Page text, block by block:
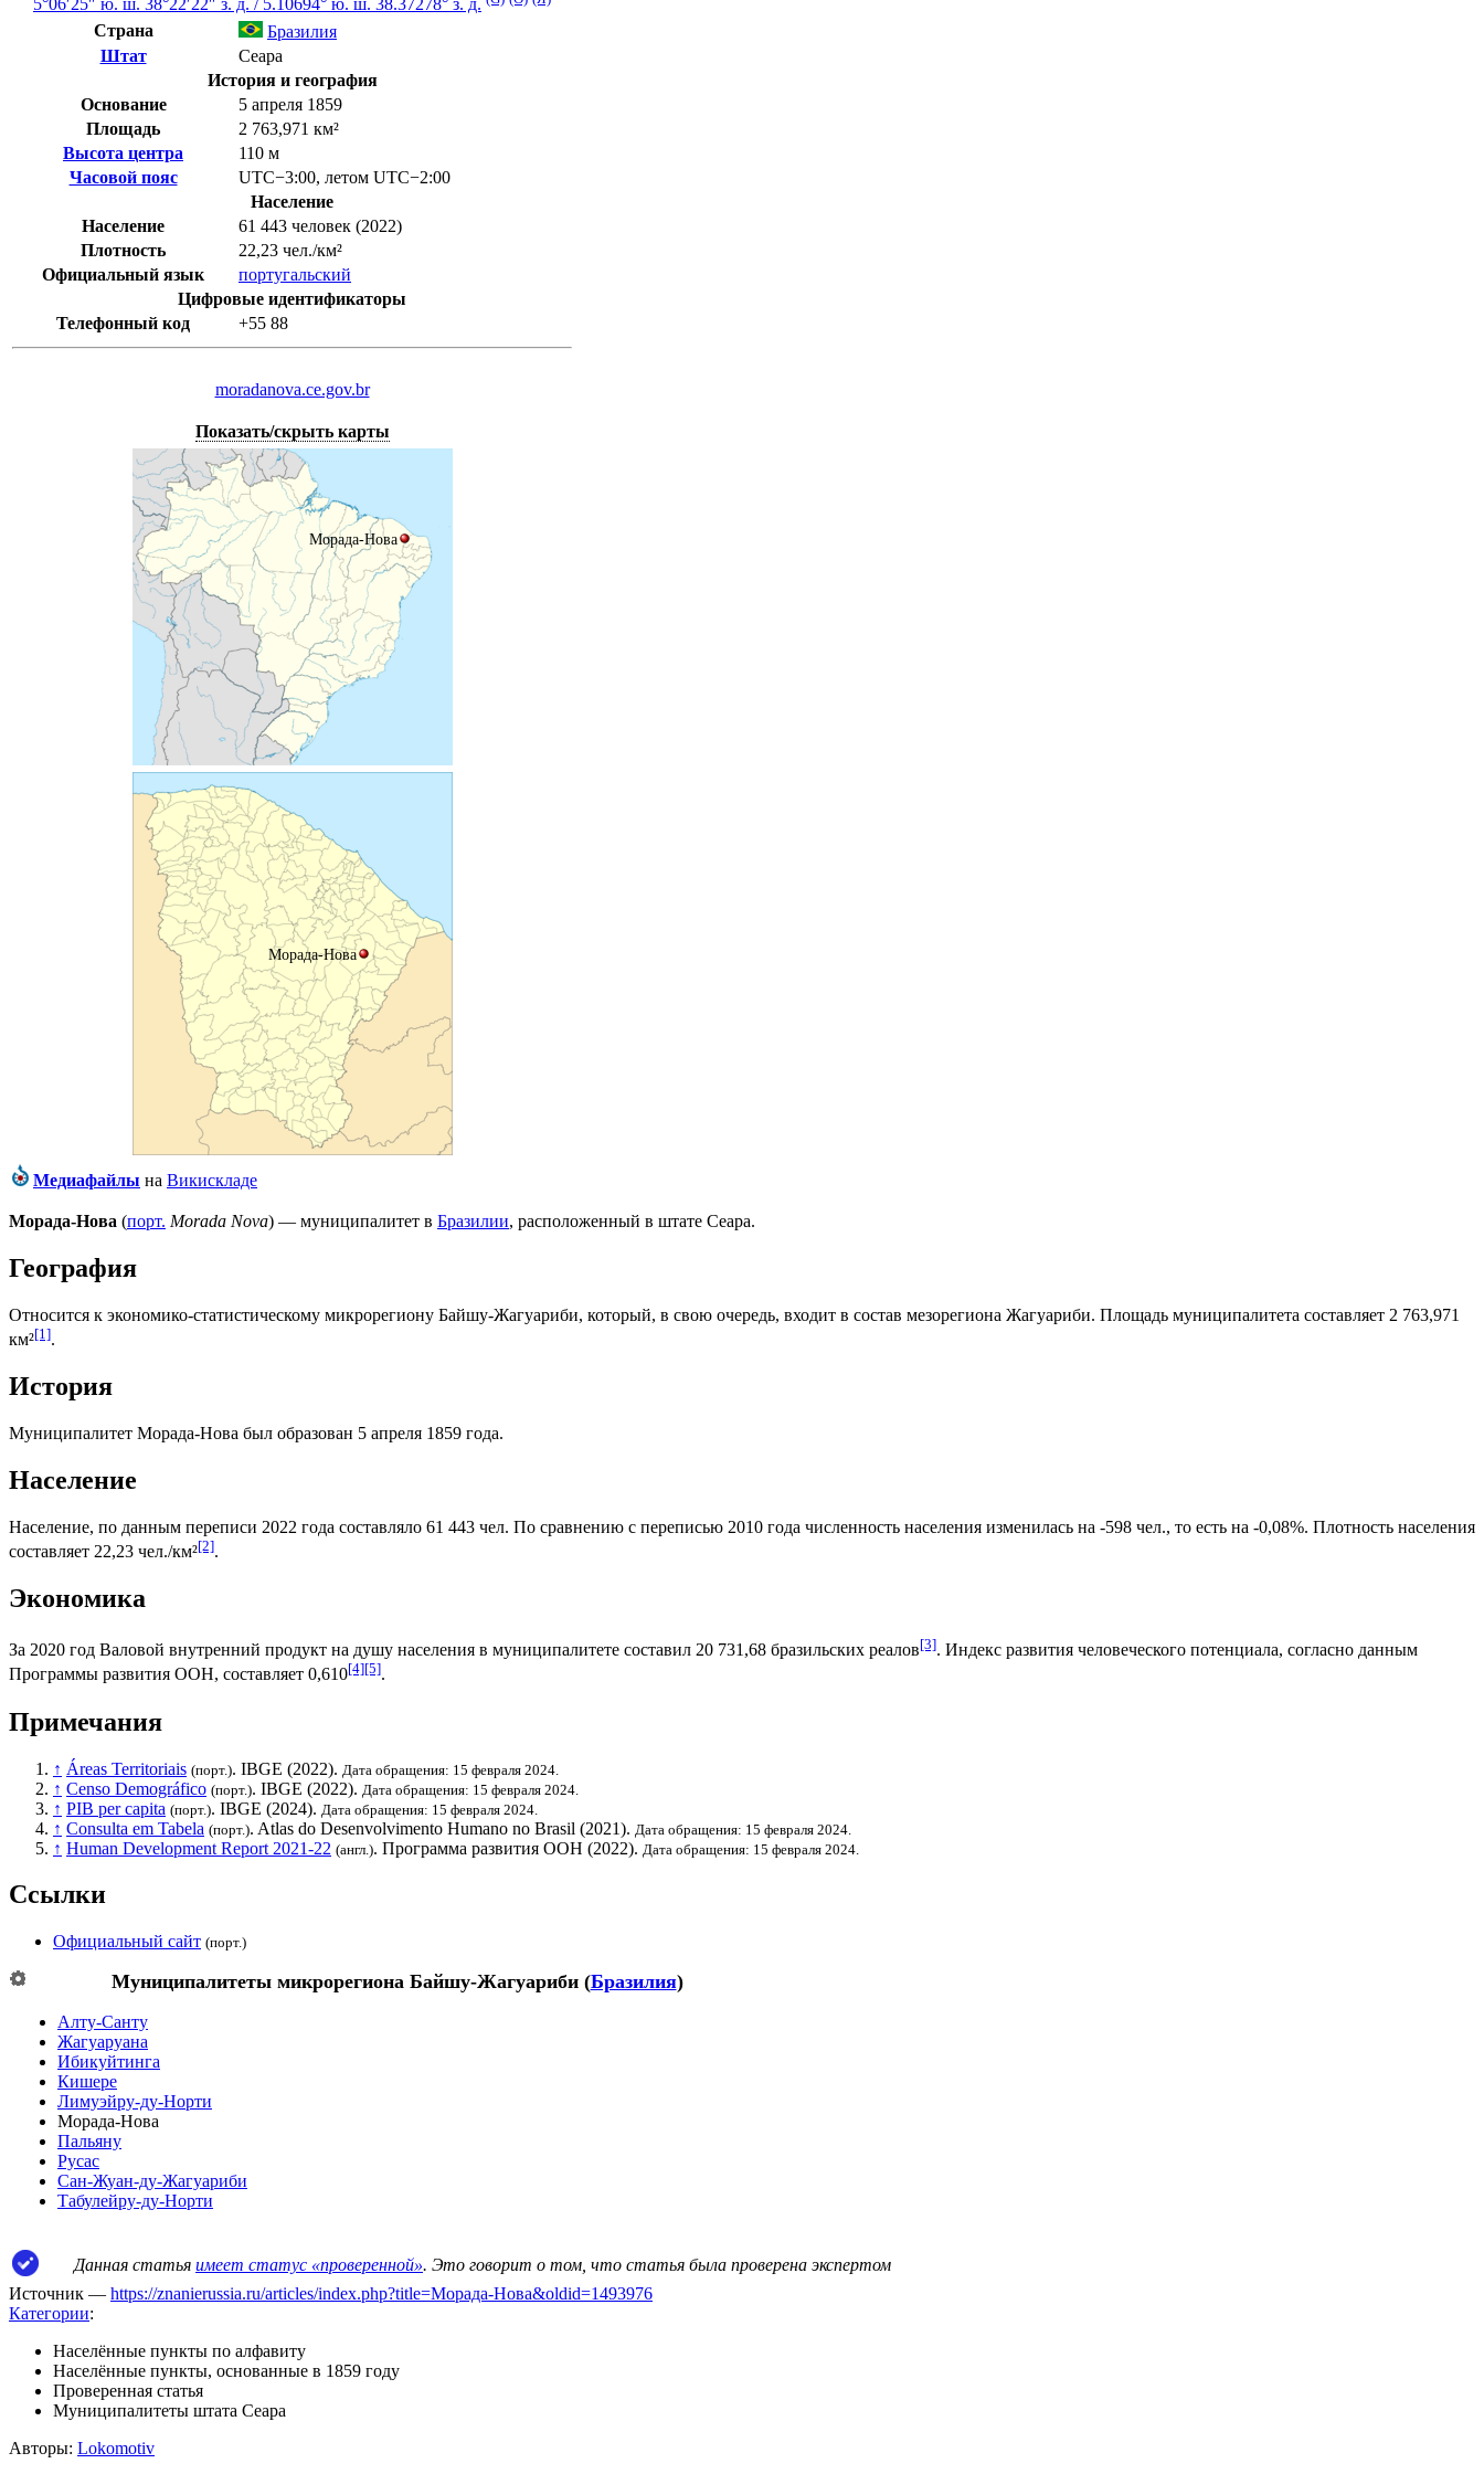
Страна
Бразилия
Штат
Сеара
История и география
Основание
5 апреля 1859
Площадь
2 763,971 км²
Высота центра
110 м
Часовой пояс
UTC−3:00, летом UTC−2:00
Население
Население
61 443 человек (2022)
Плотность
22,23 чел./км²
Официальный язык
португальский
Цифровые идентификаторы
Телефонный код
+55 88
moradanova.ce.gov.br
Показать/скрыть карты
Морада-Нова
Морада-Нова
Медиафайлы на Викискладе
Морада-Нова (порт. Morada Nova) — муниципалитет в Бразилии, расположенный в штате Сеара.
География
Относится к экономико-статистическому микрорегиону Байшу-Жагуариби, который, в свою очередь, входит в состав мезорегиона Жагуариби. Площадь муниципалитета составляет 2 763,971
км²[1].
История
Муниципалитет Морада-Нова был образован 5 апреля 1859 года.
Население
Население, по данным переписи 2022 года составляло 61 443 чел. По сравнению с переписью 2010 года численность населения изменилась на -598 чел., то есть на -0,08%. Плотность населения
составляет 22,23 чел./км²[2].
Экономика
За 2020 год Валовой внутренний продукт на душу населения в муниципалитете составил 20 731,68 бразильских реалов[3]. Индекс развития человеческого потенциала, согласно данным
Программы развития ООН, составляет 0,610[4][5].
Примечания
↑ Áreas Territoriais (порт.). IBGE (2022). Дата обращения: 15 февраля 2024.
↑ Censo Demográfico (порт.). IBGE (2022). Дата обращения: 15 февраля 2024.
↑ PIB per capita (порт.). IBGE (2024). Дата обращения: 15 февраля 2024.
↑ Consulta em Tabela (порт.). Atlas do Desenvolvimento Humano no Brasil (2021). Дата обращения: 15 февраля 2024.
↑ Human Development Report 2021-22 (англ.). Программа развития ООН (2022). Дата обращения: 15 февраля 2024.
Ссылки
Официальный сайт (порт.)
Муниципалитеты микрорегиона Байшу-Жагуариби(Бразилия)
Алту-Санту
Жагуаруана
Ибикуйтинга
Кишере
Лимуэйру-ду-Норти
Морада-Нова
Пальяну
Русас
Сан-Жуан-ду-Жагуариби
Табулейру-ду-Норти
Данная статья имеет статус «проверенной». Это говорит о том, что статья была проверена экспертом
Источник — https://znanierussia.ru/articles/index.php?title=Морада-Нова&oldid=1493976
Категории:
Населённые пункты по алфавиту
Населённые пункты, основанные в 1859 году
Проверенная статья
Муниципалитеты штата Сеара
Авторы: Lokomotiv